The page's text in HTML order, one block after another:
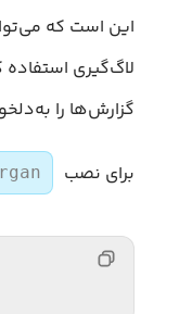
این است که
لاگ‌گیری استفاده
گزارش‌ها را
برای نصب